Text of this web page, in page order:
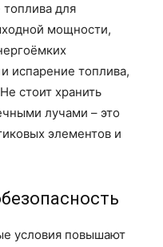
для
мощности,
испарение топлива,
стоит хранить
лучами – это
элементов и
условия повышают